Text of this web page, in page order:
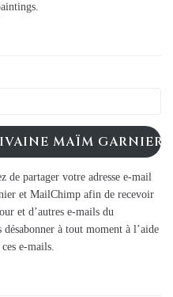
MAÏM GARNIER
de partager votre adresse e-mail
et MailChimp afin de recevoir
et d’autres e-mails du
à tout moment à l’aide
e-mails.